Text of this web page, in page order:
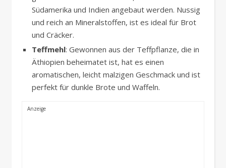
Südamerika und Indien angebaut werden. Nussig
und reich an Mineralstoffen, ist es ideal für Brot
und Cräcker.
Teffmehl: Gewonnen aus der Teffpflanze, die in
Äthiopien beheimatet ist, hat es einen
aromatischen, leicht malzigen Geschmack und ist
perfekt für dunkle Brote und Waffeln.